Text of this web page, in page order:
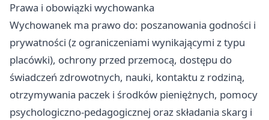
Prawa i obowiązki wychowanka
Wychowanek ma prawo do: poszanowania godności i
prywatności (z ograniczeniami wynikającymi z typu
placówki), ochrony przed przemocą, dostępu do
świadczeń zdrowotnych, nauki, kontaktu z rodziną,
otrzymywania paczek i środków pieniężnych, pomocy
psychologiczno-pedagogicznej oraz składania skarg i